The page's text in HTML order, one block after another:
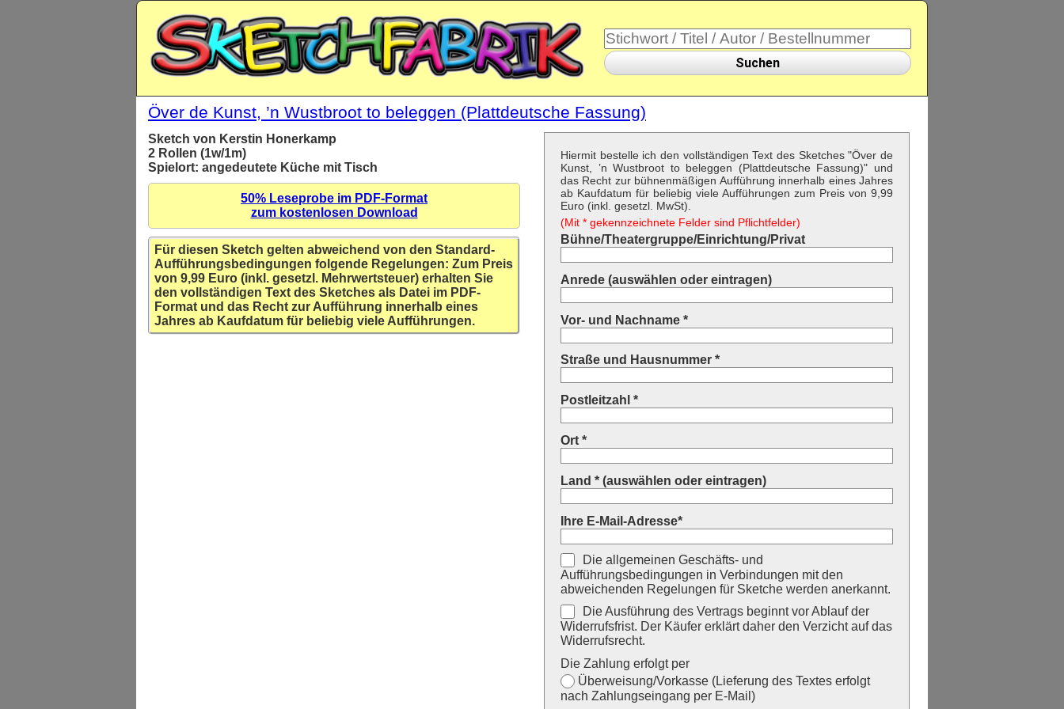
Suchen
Över de Kunst, ’n Wustbroot to beleggen (Plattdeutsche Fassung)
Sketch von Kerstin Honerkamp
2 Rollen (1w/1m)
Spielort: angedeutete Küche mit Tisch
50% Leseprobe im PDF-Format
zum kostenlosen Download
Für diesen Sketch gelten abweichend von den Standard-
Aufführungsbedingungen folgende Regelungen: Zum Preis
von 9,99 Euro (inkl. gesetzl. Mehrwertsteuer) erhalten Sie
den vollständigen Text des Sketches als Datei im PDF-
Format und das Recht zur Aufführung innerhalb eines
Jahres ab Kaufdatum für beliebig viele Aufführungen.
Hiermit bestelle ich den vollständigen Text des Sketches "Över de
Kunst, ’n Wustbroot to beleggen (Plattdeutsche Fassung)" und
das Recht zur bühnenmäßigen Aufführung innerhalb eines Jahres
ab Kaufdatum für beliebig viele Aufführungen zum Preis von 9,99
Euro (inkl. gesetzl. MwSt).
(Mit * gekennzeichnete Felder sind Pflichtfelder)
Bühne/Theatergruppe/Einrichtung/Privat
Anrede (auswählen oder eintragen)
Vor- und Nachname *
Straße und Hausnummer *
Postleitzahl *
Ort *
Land * (auswählen oder eintragen)
Ihre E-Mail-Adresse*
Die allgemeinen Geschäfts- und
Aufführungsbedingungen in Verbindungen mit den
abweichenden Regelungen für Sketche werden anerkannt.
Die Ausführung des Vertrags beginnt vor Ablauf der
Widerrufsfrist. Der Käufer erklärt daher den Verzicht auf das
Widerrufsrecht.
Die Zahlung erfolgt per
Überweisung/Vorkasse (Lieferung des Textes erfolgt
nach Zahlungseingang per E-Mail)